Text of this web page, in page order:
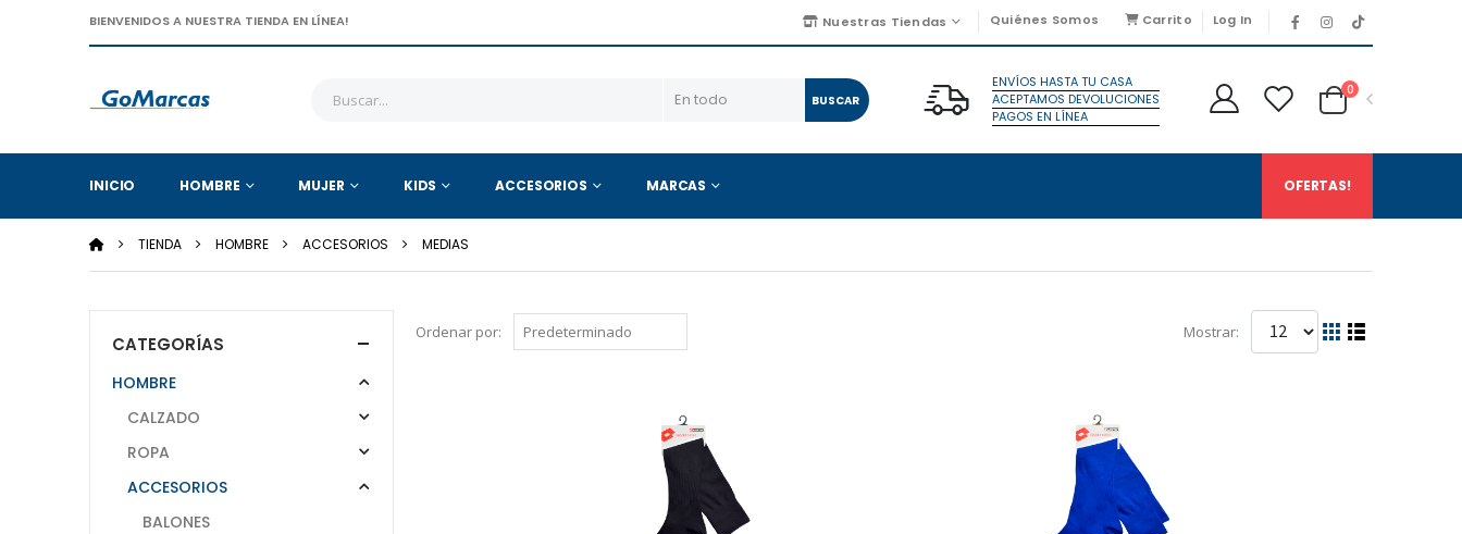
BIENVENIDOS A NUESTRA TIENDA EN LÍNEA! Nuestras Tiendas Quiénes Somos Carrito Log In
BUSCAR
ENVÍOS HASTA TU CASA
ACEPTAMOS DEVOLUCIONES
PAGOS EN LÍNEA
0
INICIO HOMBRE MUJER KIDS ACCESORIOS MARCAS OFERTAS!
TIENDA HOMBRE ACCESORIOS MEDIAS
Ordenar por: Mostrar:
CATEGORÍAS
HOMBRE
CALZADO
ROPA
ACCESORIOS
BALONES